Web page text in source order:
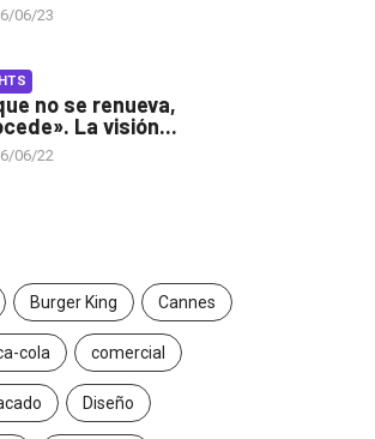
06/23
no se renueva,
La visión...
06/22
Burger King Cannes
cola comercial
Diseño